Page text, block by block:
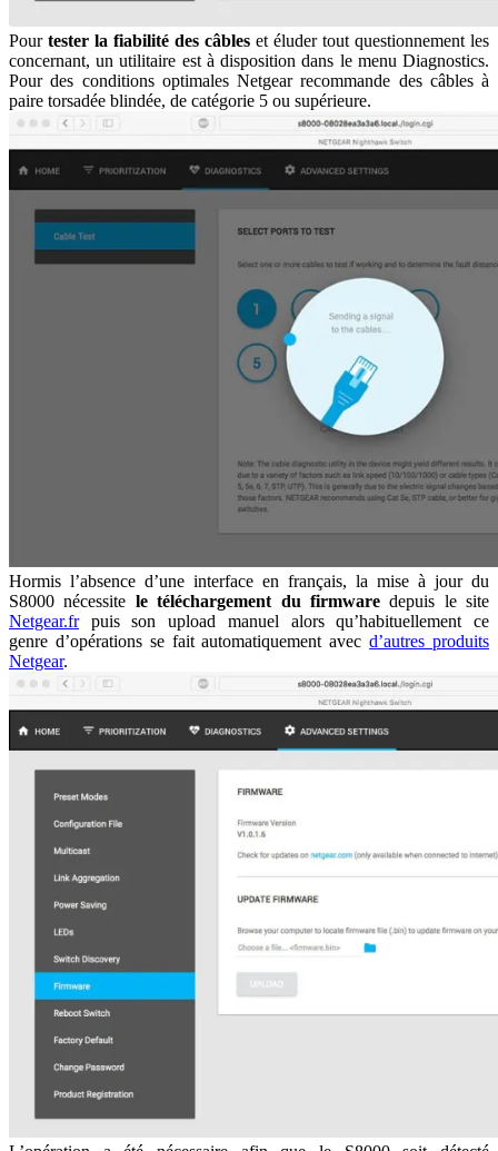
Pour tester la fiabilité des câbles et éluder tout questionnement les
concernant, un utilitaire est à disposition dans le menu Diagnostics.
Pour des conditions optimales Netgear recommande des câbles à
paire torsadée blindée, de catégorie 5 ou supérieure.
Hormis l’absence d’une interface en français, la mise à jour du
S8000 nécessite le téléchargement du firmwaredepuis le site
Netgear.frpuis son upload manuel alors qu’habituellement ce
genre d’opérations se fait automatiquement avecd’autres produits
Netgear.